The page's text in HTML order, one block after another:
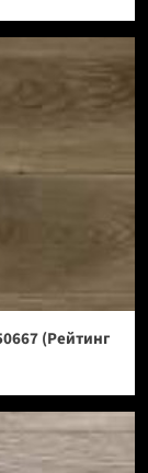
(Рейтинг